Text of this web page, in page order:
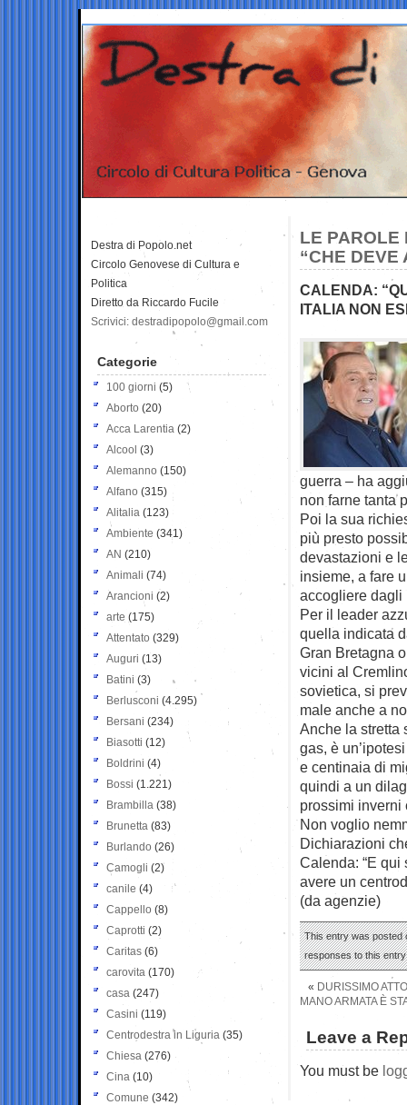
LE PAROLE
“CHE DEVE
CALENDA:
ITALIA NON
guerra – ha
non farne tanta
Poi la sua
più presto
devastazioni e
insieme, a fare
accogliere dagli
Per il leader
quella indicata
Gran Bretagna
vicini al
sovietica, si
male anche a
Anche la stretta
gas, è
e centinaia di
quindi a un
prossimi inverni
Non voglio
Dichiarazioni
Calenda: “E
avere un
(da agenzie)
This entry was posted
responses to this
« DURISSIMO
MANO ARMATA È
Leave a
You must be
Destra di Popolo.net
Circolo Genovese di Cultura e
Politica
Diretto da Riccardo Fucile
Scrivici: destradipopolo@gmail.com
Categorie
100 giorni (5)
Aborto (20)
Acca Larentia (2)
Alcool (3)
Alemanno (150)
Alfano (315)
Alitalia (123)
Ambiente (341)
AN (210)
Animali (74)
Arancioni (2)
arte (175)
Attentato (329)
Auguri (13)
Batini (3)
Berlusconi (4.295)
Bersani (234)
Biasotti (12)
Boldrini (4)
Bossi (1.221)
Brambilla (38)
Brunetta (83)
Burlando (26)
Camogli (2)
canile (4)
Cappello (8)
Caprotti (2)
Caritas (6)
carovita (170)
casa (247)
Casini (119)
Centrodestra in Liguria (35)
Chiesa (276)
Cina (10)
Comune (342)